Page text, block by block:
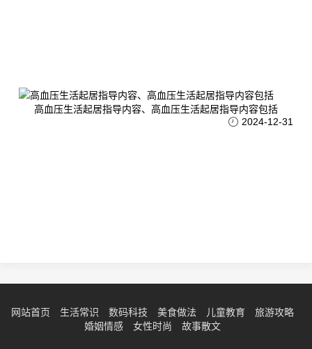
高血压生活起居指导内容、高血压生活起居指导内容包括
2024-12-31
网站首页 生活常识 数码科技 美食做法 儿童教育
旅游攻略
婚姻情感
女性时尚 故事散文